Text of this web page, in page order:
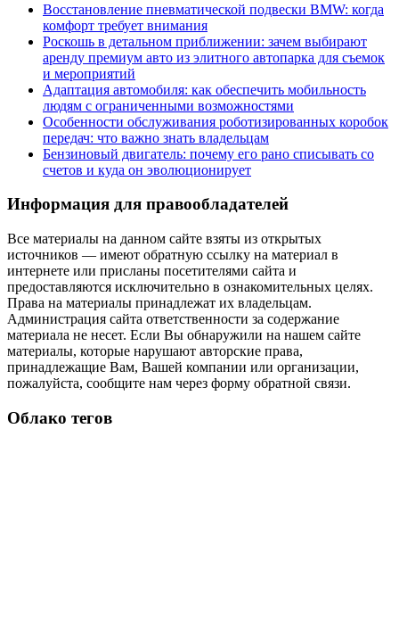
Восстановление пневматической подвески BMW: когда
комфорт требует внимания
Роскошь в детальном приближении: зачем выбирают
аренду премиум авто из элитного автопарка для съемок
и мероприятий
Адаптация автомобиля: как обеспечить мобильность
людям с ограниченными возможностями
Особенности обслуживания роботизированных коробок
передач: что важно знать владельцам
Бензиновый двигатель: почему его рано списывать со
счетов и куда он эволюционирует
Информация для правообладателей
Все материалы на данном сайте взяты из открытых
источников — имеют обратную ссылку на материал в
интернете или присланы посетителями сайта и
предоставляются исключительно в ознакомительных целях.
Права на материалы принадлежат их владельцам.
Администрация сайта ответственности за содержание
материала не несет. Если Вы обнаружили на нашем сайте
материалы, которые нарушают авторские права,
принадлежащие Вам, Вашей компании или организации,
пожалуйста, сообщите нам через форму обратной связи.
Облако тегов